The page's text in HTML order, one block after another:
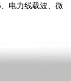
电力线载波、微